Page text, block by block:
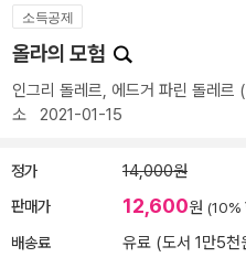
소득공제
올라의 모험
인그리 돌레르, 에드거 파린 돌레르
소 2021-01-15
정가 14,000원
판매가 12,600원 (10%
배송료 유료 (도서 1만5천